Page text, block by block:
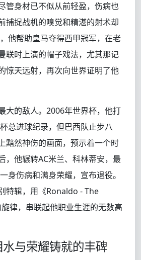
管身材已不似从前轻盈，伤病也
捕捉战机的嗅觉和精湛的射术却
他帮助皇马夺得西甲冠军，在老
联时上演的帽子戏法，尤其那记
惊天远射，再次向世界证明了他
大的敌人。2006年世界杯，他打
总进球纪录，但巴西队止步八
黯然神伤的画面，预示着一个时
，他辗转AC米兰、科林蒂安，最
身伤病和满身荣耀，宣布退役。
特辑，用《Ronaldo - The
律，串联起他职业生涯的无数高
与荣耀铸就的丰碑